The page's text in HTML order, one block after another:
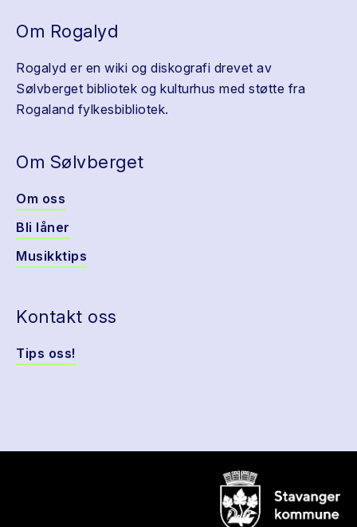
Om Rogalyd
Rogalyd er en wiki og diskografi drevet av
Sølvberget bibliotek og kulturhus med støtte fra
Rogaland fylkesbibliotek.
Om Sølvberget
Om oss
Bli låner
Musikktips
Kontakt oss
Tips oss!